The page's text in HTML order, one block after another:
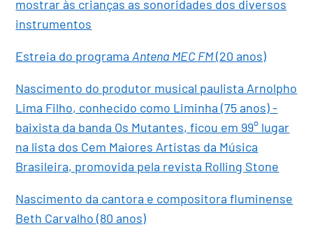
mostrar às crianças as sonoridades dos diversos
instrumentos
Estreia do programaAntena MEC FM(20 anos)
Nascimento do produtor musical paulista Arnolpho
Lima Filho, conhecido como Liminha (75 anos) -
baixista da banda Os Mutantes, ficou em 99° lugar
na lista dos Cem Maiores Artistas da Música
Brasileira, promovida pela revista Rolling Stone
Nascimento da cantora e compositora fluminense
Beth Carvalho (80 anos)